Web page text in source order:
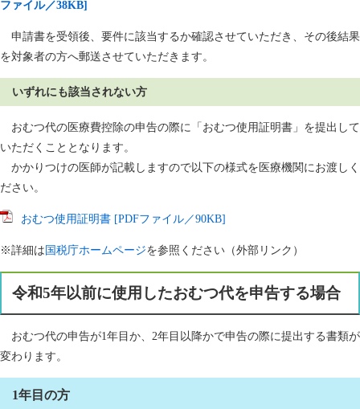
ファイル／38KB]
申請書を受領後、要件に該当するか確認させていただき、その後結果
を対象者の方へ郵送させていただきます。
いずれにも該当されない方
おむつ代の医療費控除の申告の際に「おむつ使用証明書」を提出して
いただくこととなります。
かかりつけの医師が記載しますので以下の様式を医療機関にお渡しく
ださい。
おむつ使用証明書 [PDFファイル／90KB]
※詳細は国税庁ホームページを参照ください（外部リンク）
令和5年以前に使用したおむつ代を申告する場合
おむつ代の申告が1年目か、2年目以降かで申告の際に提出する書類が
変わります。
1年目の方